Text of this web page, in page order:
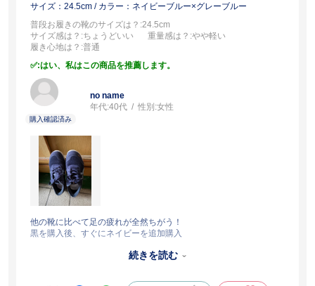
サイズ：24.5cm / カラー：ネイビーブルー×グレーブルー
普段お履きの靴のサイズは？ :24.5cm
サイズ感は？ :ちょうどいい 重量感は？ :やや軽い
履き心地は？ :普通
:はい、私はこの商品を推薦します。
no name
年代:40代 性別:女性
他の靴に比べて足の疲れが全然ちがう！
黒を購入後、すぐにネイビーを追加購入
右だけチャックが外れやすいのは何でだろう？
続きを読む